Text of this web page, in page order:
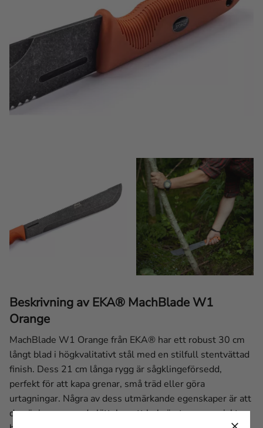
Beskrivning av EKA® MachBlade W1
Orange
MachBlade W1 Orange från EKA® har ett robust 30 cm
långt blad i högkvalitativt stål med en stilfull stentvättad
finish. Dess 21 cm långa rygg är sågklingeförsedd,
perfekt för att kapa grenar, små träd eller göra
urtagningar. Några av dess utmärkande egenskaper är att
den är imponerande lätt, har ett bekvämt ergonomiskt